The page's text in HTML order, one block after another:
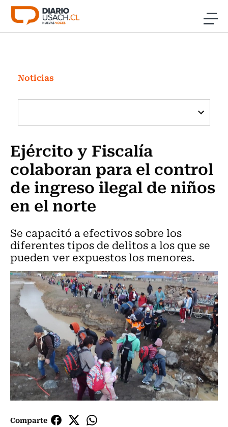
Click acá para ir directamente al contenido
Investigación
Cultura
Programas Radio y TV Usach
Noticias
Ejército y Fiscalía
colaboran para el control
de ingreso ilegal de niños
en el norte
Se capacitó a efectivos sobre los
diferentes tipos de delitos a los que se
pueden ver expuestos los menores.
Comparte